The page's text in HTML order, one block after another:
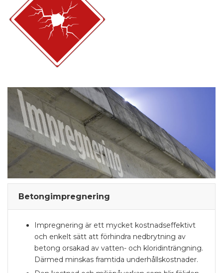
Betongimpregnering
Impregnering är ett mycket kostnadseffektivt
och enkelt sätt att förhindra nedbrytning av
betong orsakad av vatten- och kloridinträngning.
Därmed minskas framtida underhållskostnader.